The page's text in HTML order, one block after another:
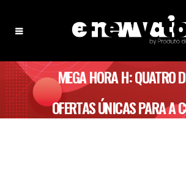
MEGA HORA H: QUATRO
OFERTAS ÚNICAS PARA A